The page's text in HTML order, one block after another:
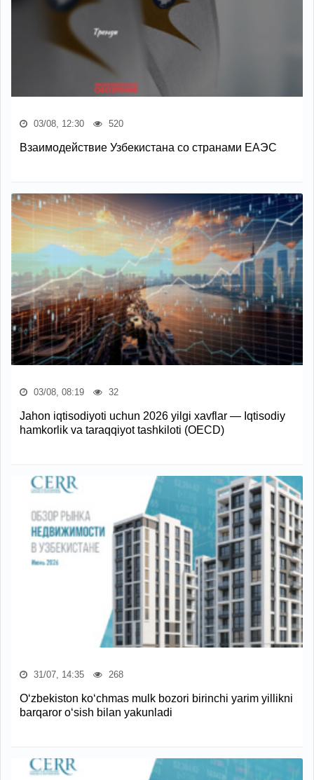
03/08, 12:30 520
Взаимодействие Узбекистана со странами ЕАЭС
03/08, 08:19 32
Jahon iqtisodiyoti uchun 2026 yilgi xavflar — Iqtisodiy
hamkorlik va taraqqiyot tashkiloti (OECD)
31/07, 14:35 268
O‘zbekiston ko‘chmas mulk bozori birinchi yarim yillikni
barqaror o‘sish bilan yakunladi